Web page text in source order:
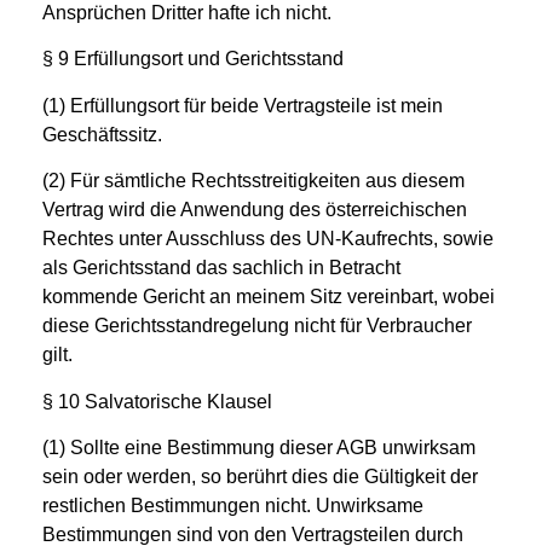
Ansprüchen Dritter hafte ich nicht.
§ 9 Erfüllungsort und Gerichtsstand
(1) Erfüllungsort für beide Vertragsteile ist mein
Geschäftssitz.
(2) Für sämtliche Rechtsstreitigkeiten aus diesem
Vertrag wird die Anwendung des österreichischen
Rechtes unter Ausschluss des UN-Kaufrechts, sowie
als Gerichtsstand das sachlich in Betracht
kommende Gericht an meinem Sitz vereinbart, wobei
diese Gerichtsstandregelung nicht für Verbraucher
gilt.
§ 10 Salvatorische Klausel
(1) Sollte eine Bestimmung dieser AGB unwirksam
sein oder werden, so berührt dies die Gültigkeit der
restlichen Bestimmungen nicht. Unwirksame
Bestimmungen sind von den Vertragsteilen durch